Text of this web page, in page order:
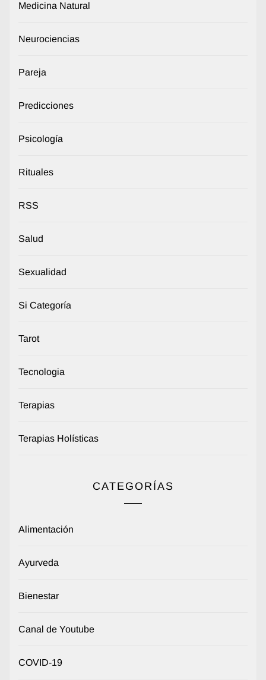
Medicina Natural
Neurociencias
Pareja
Predicciones
Psicología
Rituales
RSS
Salud
Sexualidad
Si Categoría
Tarot
Tecnologia
Terapias
Terapias Holísticas
CATEGORÍAS
Alimentación
Ayurveda
Bienestar
Canal de Youtube
COVID-19